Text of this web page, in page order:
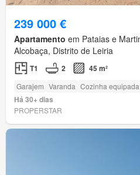
239 000 €
Apartamento em Pataias e
Alcobaça, Distrito de Leiria
T1 2 45 m²
Garajem Varanda Cozinha equipada
Há 30+ dias
PROPERSTAR